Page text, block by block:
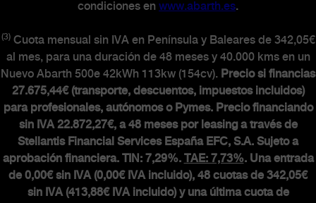
condiciones en www.abarth.es.
(3)Cuota mensual sin IVA en Península y Baleares de 342,05€
al mes, para una duración de 48 meses y 40.000 kms en un
Nuevo Abarth 500e 42kWh 113kw (154cv). Precio si financias
27.675,44€ (transporte, descuentos, impuestos incluidos)
para profesionales, autónomos o Pymes. Precio financiando
sin IVA 22.872,27€, a 48 meses por leasing a través de
Stellantis Financial Services España EFC, S.A. Sujeto a
aprobación financiera. TIN: 7,29%. TAE: 7,73%. Una entrada
de 0,00€ sin IVA (0,00€ IVA incluido), 48 cuotas de 342,05€
sin IVA (413,88€ IVA incluido) y una última cuota de